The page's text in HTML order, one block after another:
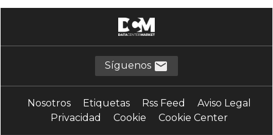
C computación en el borde C CPD
data centers perimetrales
datas centers E Edge
internet de las cosas I IoT
Síguenos
Nosotros Etiquetas Rss Feed
Aviso Legal
Privacidad
Cookie Cookie Center